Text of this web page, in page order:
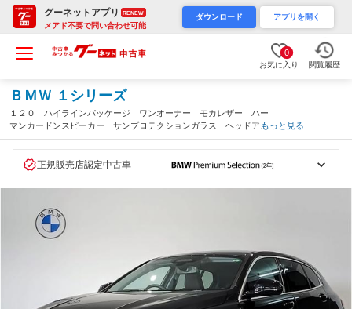
グーネットアプリ RENEW
メアド不要で問い合わせ可能
ダウンロード アプリを開く
0
お気に入り 閲覧履歴
ＢＭＷ １シリーズ
１２０ ハイラインパッケージ ワンオーナー モカレザー ハー
マンカードンスピーカー サンプロテクションガラス ヘッドアッ
プディスプレイ 全周囲カメラ アクティブクルーズコントロー
もっと見る
正規販売店認定中古車